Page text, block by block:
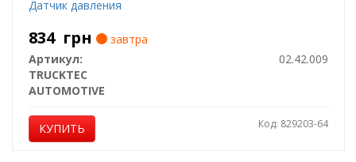
Датчик давления
834 грн
завтра
Артикул:
02.42.009
TRUCKTEC
AUTOMOTIVE
КУПИТЬ Код: 829203-64